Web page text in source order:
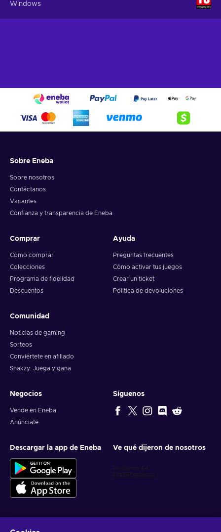
Windows
Sobre Eneba
Sobre nosotros
Contáctanos
Vacantes
Confianza y transparencia de Eneba
Comprar
Cómo comprar
Colecciones
Programa de fidelidad
Descuentos
Ayuda
Preguntas frecuentes
Cómo activar tus juegos
Crear un ticket
Política de devoluciones
Comunidad
Noticias de gaming
Sorteos
Conviértete en afiliado
Snakzy: Juega y gana
Negocios
Vende en Eneba
Anúnciate
Síguenos
Descargar la app de Eneba Ve qué dijeron de nosotros